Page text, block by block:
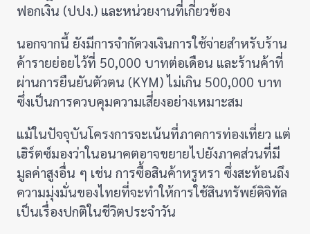
ฟอกเงิน (ปปง.) และหน่วยงานที่เกี่ยวข้อง
นอกจากนี้ ยังมีการจำกัดวงเงินการใช้จ่ายสำหรับร้าน
ค้ารายย่อยไว้ที่ 50,000 บาทต่อเดือน และร้านค้าที่
ผ่านการยืนยันตัวตน (KYM) ไม่เกิน 500,000 บาท
ซึ่งเป็นการควบคุมความเสี่ยงอย่างเหมาะสม
แม้ในปัจจุบันโครงการจะเน้นที่ภาคการท่องเที่ยว แต่
เฮิร์ตซ์มองว่าในอนาคตอาจขยายไปยังภาคส่วนที่มี
มูลค่าสูงอื่น ๆ เช่น การซื้อสินค้าหรูหรา ซึ่งสะท้อนถึง
ความมุ่งมั่นของไทยที่จะทำให้การใช้สินทรัพย์ดิจิทัล
เป็นเรื่องปกติในชีวิตประจำวัน